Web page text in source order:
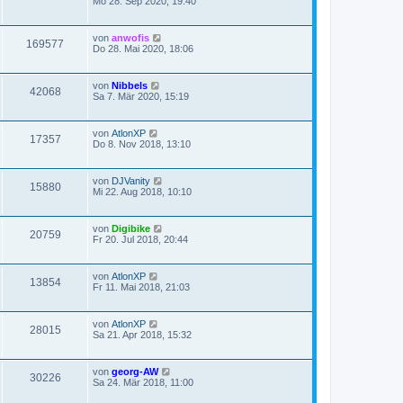
169577 von anwofis
Do 28. Mai 2020, 18:06
42068 von Nibbels
Sa 7. Mär 2020, 15:19
17357 von AtlonXP
Do 8. Nov 2018, 13:10
15880 von DJVanity
Mi 22. Aug 2018, 10:10
20759 von Digibike
Fr 20. Jul 2018, 20:44
13854 von AtlonXP
Fr 11. Mai 2018, 21:03
28015 von AtlonXP
Sa 21. Apr 2018, 15:32
30226 von georg-AW
Sa 24. Mär 2018, 11:00